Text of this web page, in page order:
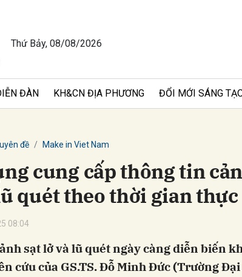
Thứ Bảy, 08/08/2026
ĐÀN KH&CN ĐỊA PHƯƠNG ĐỔI MỚI SÁNG
đề Make in Viet Nam
cung cấp thông tin
quét theo thời gian thực
08:04
sạt lở và lũ quét ngày càng diễn biến
cứu của GS.TS. Đỗ Minh Đức (Trường Đại